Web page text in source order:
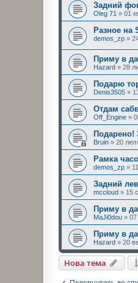
Задний
Oleg 71 » 01
Разное на
demos_zp »
Приму в
Hazard » 28
Подарю
Denis3505 »
Отдам
Off_Engine »
Подарено!
Bruin » 20
Рамка
demos_zp »
Задний
mccloud » 15
Приму в
MaJi0dou » 07
Приму в
Hazard » 20
Нова тема